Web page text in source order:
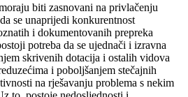
biti zasnovani na privlačenju
se unaprijedi konkurentnost
i dokumentovanih prepreka
potreba da se ujednači i izravna
skrivenih dotacija i ostalih vidova
i poboljšanjem stečajnih
na rješavanju problema s nekim